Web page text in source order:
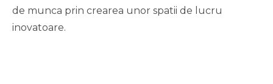
de munca prin crearea unor spatii de lucru
inovatoare.